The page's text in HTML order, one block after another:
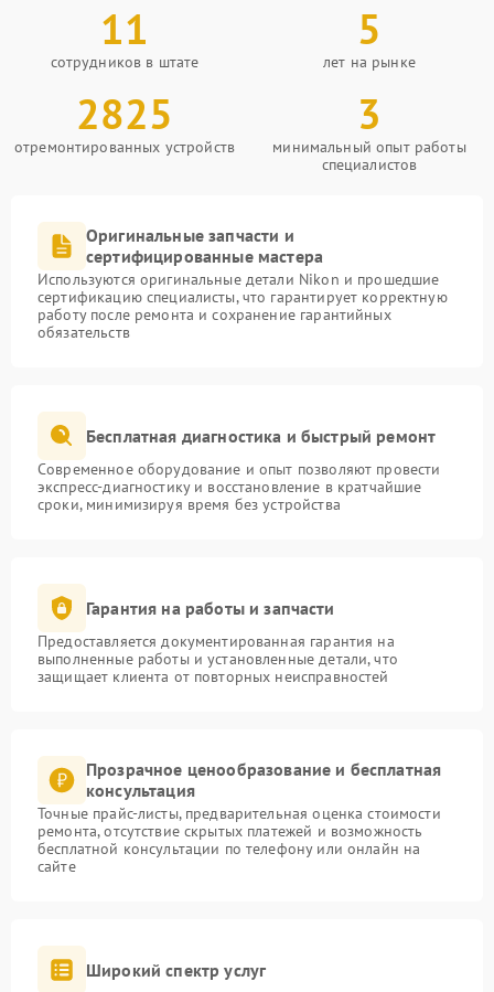
11
сотрудников в штате
5
лет на рынке
2825
отремонтированных устройств
3
минимальный опыт работы
специалистов
Оригинальные запчасти и
сертифицированные мастера
Используются оригинальные детали Nikon и прошедшие
сертификацию специалисты, что гарантирует корректную
работу после ремонта и сохранение гарантийных
обязательств
Бесплатная диагностика и быстрый ремонт
Современное оборудование и опыт позволяют провести
экспресс-диагностику и восстановление в кратчайшие
сроки, минимизируя время без устройства
Гарантия на работы и запчасти
Предоставляется документированная гарантия на
выполненные работы и установленные детали, что
защищает клиента от повторных неисправностей
Прозрачное ценообразование и бесплатная
консультация
Точные прайс-листы, предварительная оценка стоимости
ремонта, отсутствие скрытых платежей и возможность
бесплатной консультации по телефону или онлайн на
сайте
Широкий спектр услуг